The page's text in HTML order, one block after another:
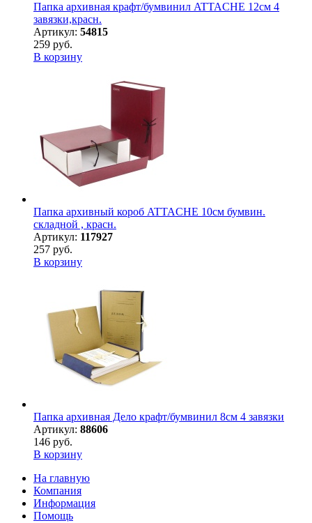
Папка архивная крафт/бумвинил ATTACHE 12см 4
завязки,красн.
Артикул: 54815
259 руб.
В корзину
Папка архивный короб ATTACHE 10см бумвин.
складной , красн.
Артикул: 117927
257 руб.
В корзину
Папка архивная Дело крафт/бумвинил 8см 4 завязки
Артикул: 88606
146 руб.
В корзину
На главную
Компания
Информация
Помощь